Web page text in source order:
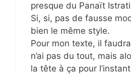
presque du Panaït
Si, si, pas de fausse
bien le même style.
Pour mon texte, il
n’ai pas du tout, mais
la tête à ça pour